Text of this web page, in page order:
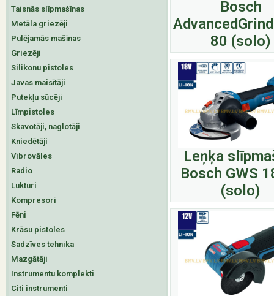
Taisnās slīpmašīnas
Metāla griezēji
Pulējamās mašīnas
Griezēji
Silikonu pistoles
Javas maisītāji
Putekļu sūcēji
Līmpistoles
Skavotāji, naglotāji
Kniedētāji
Vibrovāles
Radio
Lukturi
Kompresori
Fēni
Krāsu pistoles
Sadzīves tehnika
Mazgātāji
Instrumentu komplekti
Citi instrumenti
Bosch
80 (solo)
Leņķa
Bosch GWS
(solo)